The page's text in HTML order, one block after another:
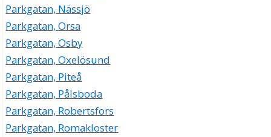
Parkgatan, Nässjö
Parkgatan, Orsa
Parkgatan, Osby
Parkgatan, Oxelösund
Parkgatan, Piteå
Parkgatan, Pålsboda
Parkgatan, Robertsfors
Parkgatan, Romakloster